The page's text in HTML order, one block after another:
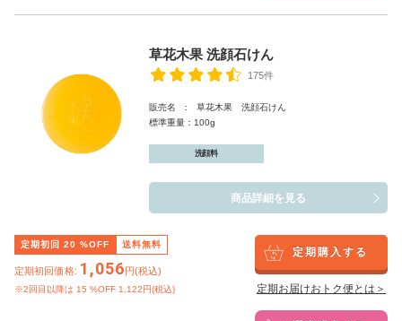
草花木果 洗顔石けん
175件
販売名 : 草花木果 洗顔石けん
標準重量：100g
洗顔料
商品詳細を見る
定期初回 20 %OFF 送料無料
定期初回価格: 1,056円(税込)
※2回目以降は 15 %OFF 1,122円(税込)
定期購入する
定期お届けおトク便とは＞